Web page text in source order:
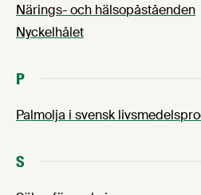
Närings- och hälsopåståenden
Nyckelhålet
P
Palmolja i svensk
S